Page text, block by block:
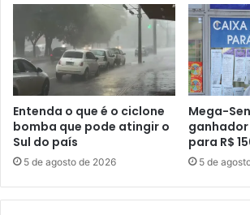
Entenda o que é o ciclone
bomba que pode atingir o
Sul do país
5 de agosto de 2026
Mega-
para R$
5 de